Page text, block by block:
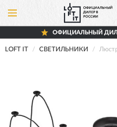
ОФИЦИАЛЬНЫЙ
LOFT IT СВЕТИЛЬНИКИ